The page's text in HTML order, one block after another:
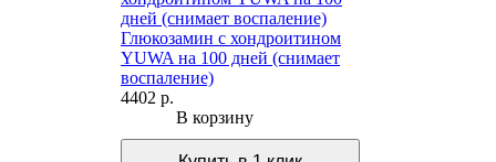
Глюкозамин c хондроитином
YUWA на 100 дней (снимает
воспаление)
4402 р.
В корзину